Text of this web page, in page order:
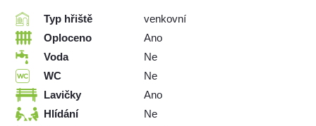
Typ hřiště
venkovní
Oploceno
Ano
Voda
Ne
WC
Ne
Lavičky
Ano
Hlídání
Ne